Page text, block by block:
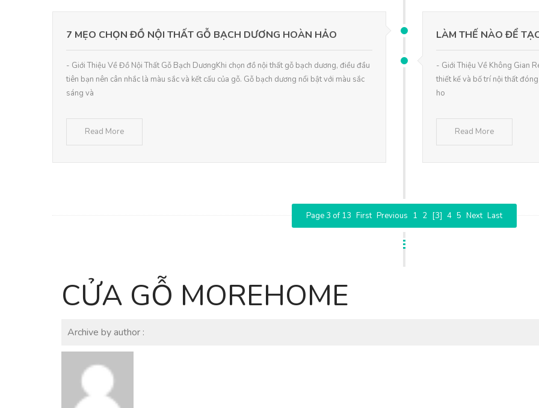
7 MẸO CHỌN ĐỒ NỘI THẤT GỖ BẠCH DƯƠNG HOÀN HẢO
- Giới Thiệu Về Đồ Nội Thất Gỗ Bạch DươngKhi chọn đồ nội thất gỗ bạch dương, điều đầu
tiên bạn nên cân nhắc là màu sắc và kết cấu của gỗ. Gỗ bạch dương nổi bật với màu sắc
sáng và
Read More
LÀM THẾ NÀO ĐỂ
- Giới Thiệu Về Không Gian
thiết kế và bố trí nội thất
ho
Read More
Page 3 of 13 First Previous 1 2 [3] 4 5 Next Last
CỬA GỖ MOREHOME
Archive by author :